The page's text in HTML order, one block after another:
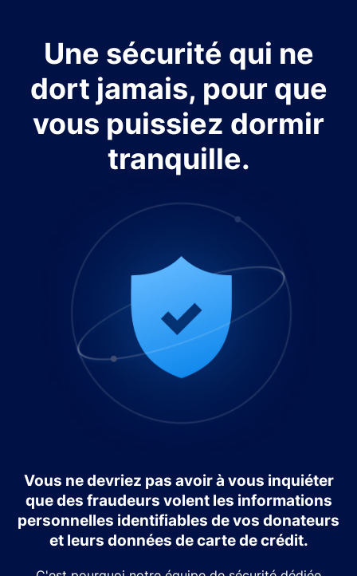
Une sécurité qui ne
dort jamais, pour que
vous puissiez dormir
tranquille.
Vous ne devriez pas avoir à vous inquiéter
que des fraudeurs volent les informations
personnelles identifiables de vos donateurs
et leurs données de carte de crédit.